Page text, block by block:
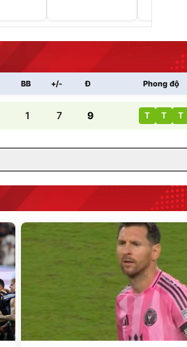
BB +/- Đ Phong độ
1 7 9 T T T